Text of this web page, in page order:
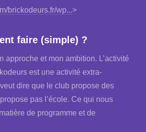
brickodeurs.fr/wp...>
faire (simple) ?
approche et mon ambition. L’activité
est une activité extra-
dire que le club propose des
pas l’école. Ce qui nous
de programme et de